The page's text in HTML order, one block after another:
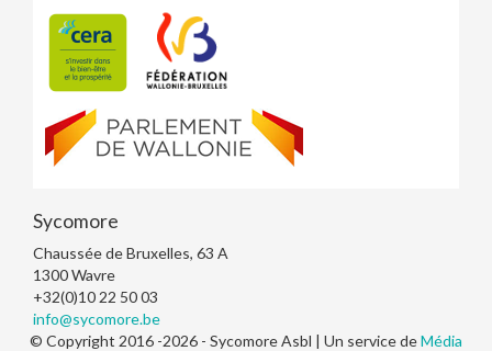
Sycomore
Chaussée de Bruxelles, 63 A
1300Wavre
+32(0)10 22 50 03
info@sycomore.be
© Copyright 2016 -2026 - Sycomore Asbl | Un service deMédia